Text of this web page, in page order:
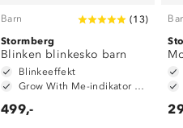
Barn (13)
Stormberg
Blinken blinkesko barn
Blinkeeffekt
499,-